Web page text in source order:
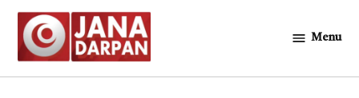
Skip
content
Menu